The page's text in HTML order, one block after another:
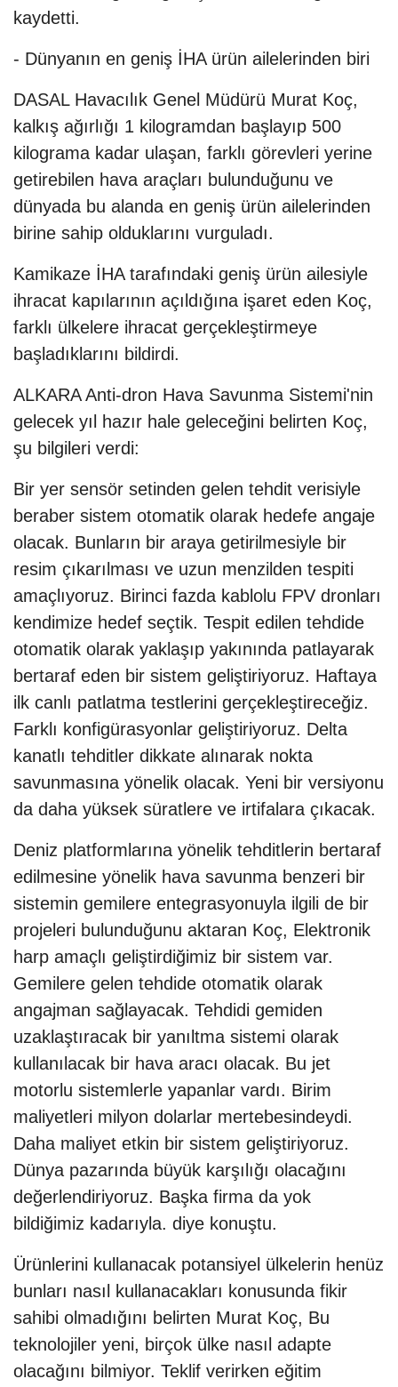
kaydetti.
- Dünyanın en geniş İHA ürün ailelerinden biri
DASAL Havacılık Genel Müdürü Murat Koç,
kalkış ağırlığı 1 kilogramdan başlayıp 500
kilograma kadar ulaşan, farklı görevleri yerine
getirebilen hava araçları bulunduğunu ve
dünyada bu alanda en geniş ürün ailelerinden
birine sahip olduklarını vurguladı.
Kamikaze İHA tarafındaki geniş ürün ailesiyle
ihracat kapılarının açıldığına işaret eden Koç,
farklı ülkelere ihracat gerçekleştirmeye
başladıklarını bildirdi.
ALKARA Anti-dron Hava Savunma Sistemi'nin
gelecek yıl hazır hale geleceğini belirten Koç,
şu bilgileri verdi:
Bir yer sensör setinden gelen tehdit verisiyle
beraber sistem otomatik olarak hedefe angaje
olacak. Bunların bir araya getirilmesiyle bir
resim çıkarılması ve uzun menzilden tespiti
amaçlıyoruz. Birinci fazda kablolu FPV dronları
kendimize hedef seçtik. Tespit edilen tehdide
otomatik olarak yaklaşıp yakınında patlayarak
bertaraf eden bir sistem geliştiriyoruz. Haftaya
ilk canlı patlatma testlerini gerçekleştireceğiz.
Farklı konfigürasyonlar geliştiriyoruz. Delta
kanatlı tehditler dikkate alınarak nokta
savunmasına yönelik olacak. Yeni bir versiyonu
da daha yüksek süratlere ve irtifalara çıkacak.
Deniz platformlarına yönelik tehditlerin bertaraf
edilmesine yönelik hava savunma benzeri bir
sistemin gemilere entegrasyonuyla ilgili de bir
projeleri bulunduğunu aktaran Koç, Elektronik
harp amaçlı geliştirdiğimiz bir sistem var.
Gemilere gelen tehdide otomatik olarak
angajman sağlayacak. Tehdidi gemiden
uzaklaştıracak bir yanıltma sistemi olarak
kullanılacak bir hava aracı olacak. Bu jet
motorlu sistemlerle yapanlar vardı. Birim
maliyetleri milyon dolarlar mertebesindeydi.
Daha maliyet etkin bir sistem geliştiriyoruz.
Dünya pazarında büyük karşılığı olacağını
değerlendiriyoruz. Başka firma da yok
bildiğimiz kadarıyla. diye konuştu.
Ürünlerini kullanacak potansiyel ülkelerin henüz
bunları nasıl kullanacakları konusunda fikir
sahibi olmadığını belirten Murat Koç, Bu
teknolojiler yeni, birçok ülke nasıl adapte
olacağını bilmiyor. Teklif verirken eğitim